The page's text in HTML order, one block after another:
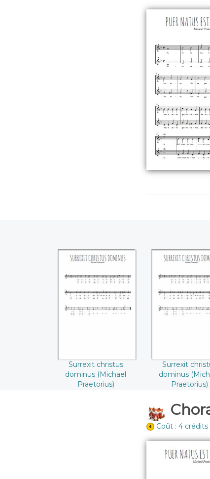
Surrexit christus
dominus ((Michael
Praetorius))
Surrexit christus
dominus (Michael
Praetorius)
Surrexit
dominus
Surrexit
dominus
Praetorius)
Coût : 4 crédits